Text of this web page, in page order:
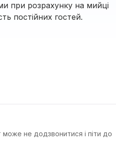
при розрахунку на мийці
постійних гостей.
може не додзвонитися і піти до